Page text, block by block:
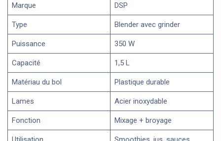
Marque DSP
Type Blender avec grinder
Puissance 350 W
Capacité 1,5 L
Matériau du bol Plastique durable
Lames Acier inoxydable
Fonction Mixage + broyage